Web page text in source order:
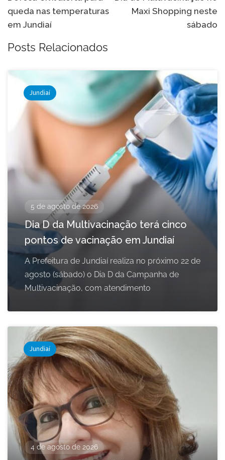
Post
queda nas temperaturas
em Jundiaí
Maxi Shopping neste
sábado
Posts Relacionados
Jundiaí
5 de agosto de 2026
Dia D da Multivacinação terá cinco
pontos de vacinação em Jundiaí
A Prefeitura de Jundiaí realiza no próximo 22 de
agosto (sábado) o Dia D da Campanha de
Multivacinação, com atendimento
Jundiaí
4 de agosto de 2026